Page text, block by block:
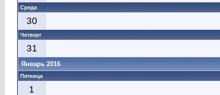
Среда
30
Четверг
31
Январь 2016
Пятница
1